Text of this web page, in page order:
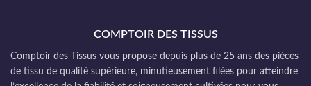
COMPTOIR DES TISSUS
Comptoir des Tissus vous propose depuis plus de 25 ans des pièces
de tissu de qualité supérieure, minutieusement filées pour atteindre